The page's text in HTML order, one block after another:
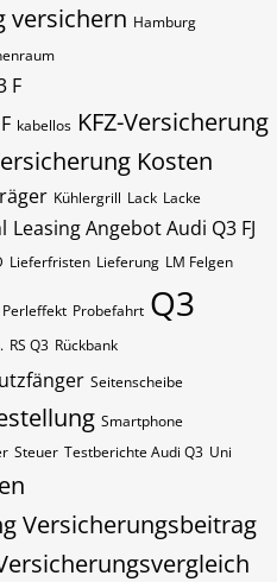
versichern Hamburg
F
kabellos KFZ-Versicherung
Kosten
Kühlergrill Lack Lacke
Leasing Angebot Audi Q3 FJ
Lieferfristen Lieferung LM Felgen
Perleffekt Probefahrt Q3
RS Q3 Rückbank
Seitenscheibe
Smartphone
Steuer Testberichte Audi Q3 Uni
Versicherungsbeitrag